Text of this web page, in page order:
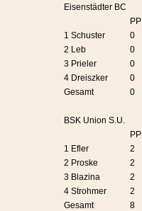
Eisenstädter BC
PP
1 Schuster
0
2 Leb
0
3 Prieler
0
4 Dreiszker
0
Gesamt
0
BSK Union S.U.
PP
1 Efler
2
2 Proske
2
3 Blazina
2
4 Strohmer
2
Gesamt
8